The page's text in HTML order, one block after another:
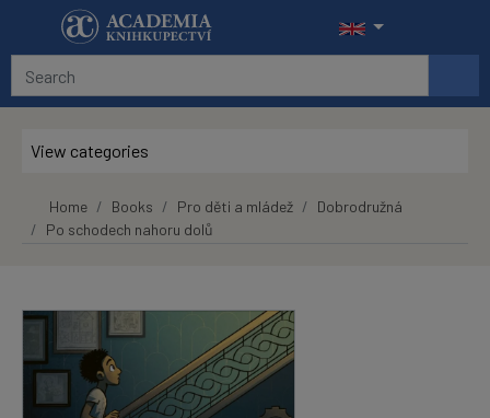
Skip to main content
View categories
Home Books Pro děti a mládež
Dobrodružná
Po schodech nahoru dolů